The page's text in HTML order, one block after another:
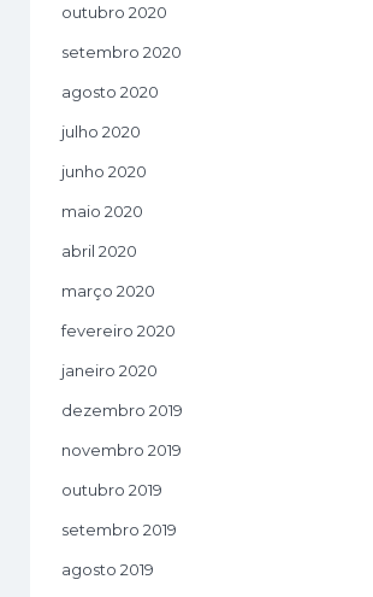
outubro 2020
setembro 2020
agosto 2020
julho 2020
junho 2020
maio 2020
abril 2020
março 2020
fevereiro 2020
janeiro 2020
dezembro 2019
novembro 2019
outubro 2019
setembro 2019
agosto 2019